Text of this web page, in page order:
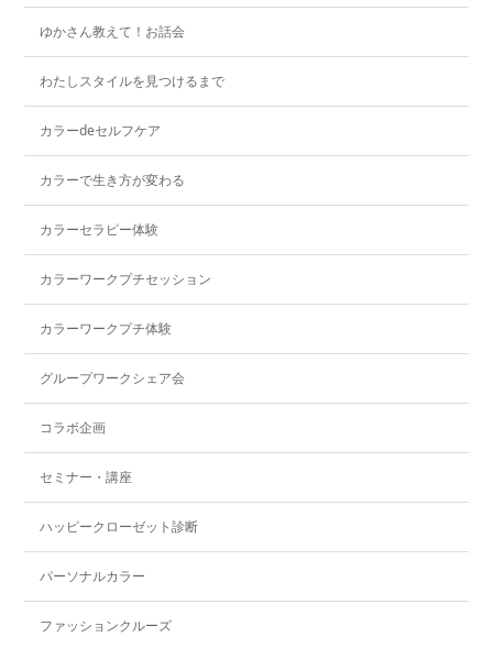
ゆかさん教えて！お話会
わたしスタイルを見つけるまで
カラーdeセルフケア
カラーで生き方が変わる
カラーセラピー体験
カラーワークプチセッション
カラーワークプチ体験
グループワークシェア会
コラボ企画
セミナー・講座
ハッピークローゼット診断
パーソナルカラー
ファッションクルーズ